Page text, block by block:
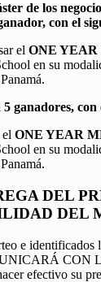
de los
con el
el ONE
en su
ganadores,
el ONE YEAR
en su
DEL
DEL
e identificados
CON
efectivo su